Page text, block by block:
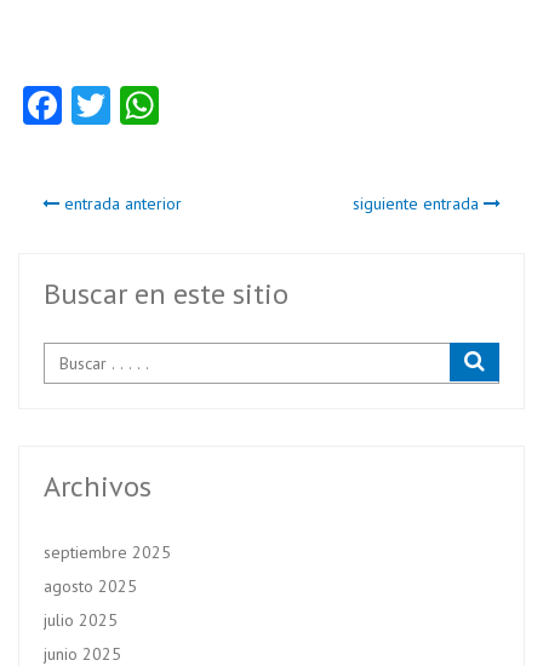
Fa
o
k
T
er A
p
entrada anterior siguiente entrada
Buscar en este sitio
Archivos
septiembre 2025
agosto 2025
julio 2025
junio 2025